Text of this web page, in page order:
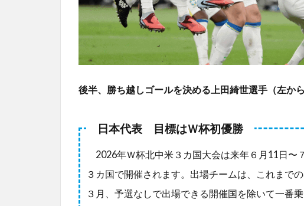
後半、勝ち越しゴールを決める上田綺世選手（左か
日本代表 目標はＷ杯初優勝
2026年Ｗ杯北中米３カ国大会は来年６月11日〜
３カ国で開催されます。出場チームは、これまで
３月、予選なしで出場できる開催国を除いて一番